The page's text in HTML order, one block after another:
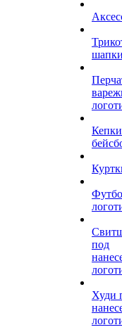
под
Худи